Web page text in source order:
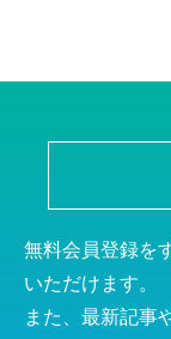
無料会員登録を
いただけます。
また、最新記事